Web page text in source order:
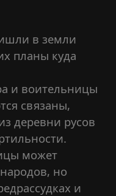
в земли
планы куда
и воительницы
связаны,
деревни русов
может
но
и